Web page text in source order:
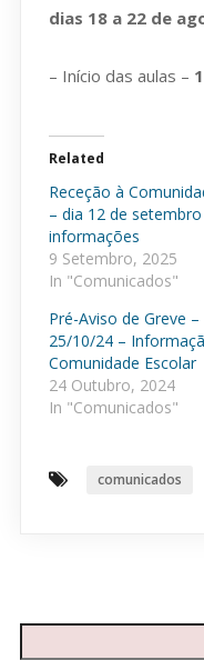
dias 18 a 22 de
– Início das aulas –
Related
Receção à
– dia 12 de
informações
9 Setembro, 2025
In "Comunicados"
Pré-Aviso de Greve –
25/10/24 –
Comunidade Escolar
24 Outubro, 2024
In "Comunicados"
comunicados